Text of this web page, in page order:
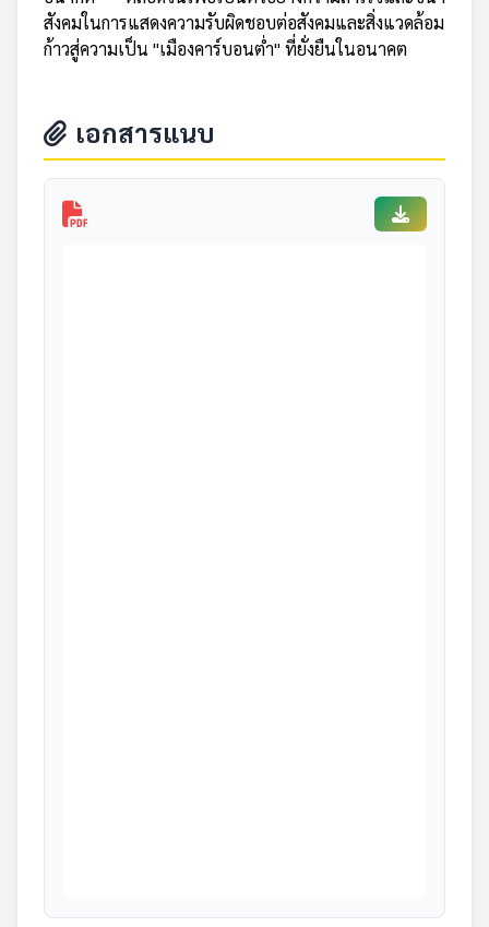
สังคมในการแสดงความรับผิดชอบต่อสังคมและสิ่งแวดล้อม
ก้าวสู่ความเป็น "เมืองคาร์บอนต่ำ" ที่ยั่งยืนในอนาคต
เอกสารแนบ